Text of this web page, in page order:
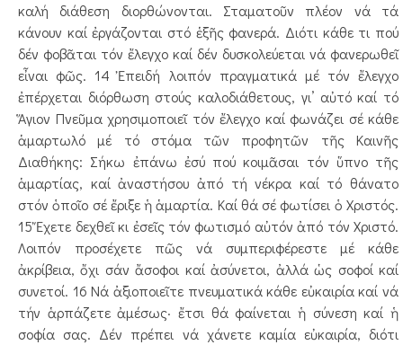
καλή διάθεση διορθώνονται. Σταματοῦν πλέον νά τά
κάνουν καί ἐργάζονται στό ἑξῆς φανερά. Διότι κάθε τι πού
δέν φοβᾶται τόν ἔλεγχο καί δέν δυσκολεύεται νά φανερωθεῖ
εἶναι φῶς. 14 Ἐπειδή λοιπόν πραγματικά μέ τόν ἔλεγχο
ἐπέρχεται διόρθωση στούς καλοδιάθετους, γι’ αὐτό καί τό
Ἅγιον Πνεῦμα χρησιμοποιεῖ τόν ἔλεγχο καί φωνάζει σέ κάθε
ἁμαρτωλό μέ τό στόμα τῶν προφητῶν τῆς Καινῆς
Διαθήκης: Σήκω ἐπάνω ἐσύ πού κοιμᾶσαι τόν ὕπνο τῆς
ἁμαρτίας, καί ἀναστήσου ἀπό τή νέκρα καί τό θάνατο
στόν ὁποῖο σέ ἔριξε ἡ ἁμαρτία. Καί θά σέ φωτίσει ὁ Χριστός.
15 Ἔχετε δεχθεῖ κι ἐσεῖς τόν φωτισμό αὐτόν ἀπό τόν Χριστό.
Λοιπόν προσέχετε πῶς νά συμπεριφέρεστε μέ κάθε
ἀκρίβεια, ὄχι σάν ἄσοφοι καί ἀσύνετοι, ἀλλά ὡς σοφοί καί
συνετοί. 16 Νά ἀξιοποιεῖτε πνευματικά κάθε εὐκαιρία καί νά
τήν ἁρπάζετε ἀμέσως· ἔτσι θά φαίνεται ἡ σύνεση καί ἡ
σοφία σας. Δέν πρέπει νά χάνετε καμία εὐκαιρία, διότι